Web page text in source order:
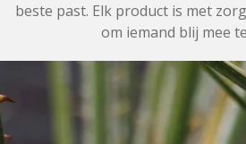
beste past. Elk product is met
om iemand blij mee